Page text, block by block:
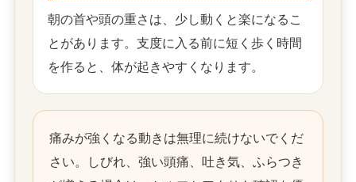
朝の首や頭の重さは、少し動くと楽になるこ
とがあります。支度に入る前に短く歩く時間
を作ると、体が起きやすくなります。
痛みが強くなる動きは無理に続けないでくだ
さい。しびれ、強い頭痛、吐き気、ふらつき